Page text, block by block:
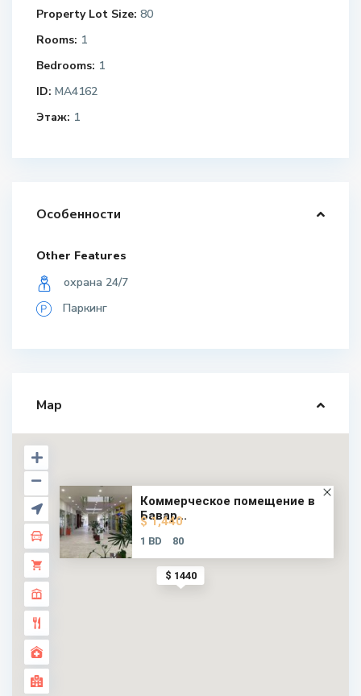
Property Lot Size: 80
Rooms: 1
Bedrooms: 1
ID: MA4162
Этаж: 1
Особенности
Other Features
охрана 24/7
Паркинг
Map
$ 1440
Коммерческое помещение в
Бавар...
$ 1,440
1 BD 80